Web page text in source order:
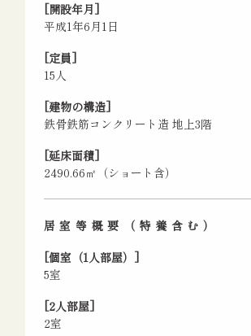
[開設年月]
平成1年6月1日
[定員]
15人
[建物の構造]
鉄骨鉄筋コンクリート造 地上3階
[延床面積]
2490.66㎡（ショート含）
居室等概要（特養含む）
[個室（1人部屋）]
5室
[2人部屋]
2室